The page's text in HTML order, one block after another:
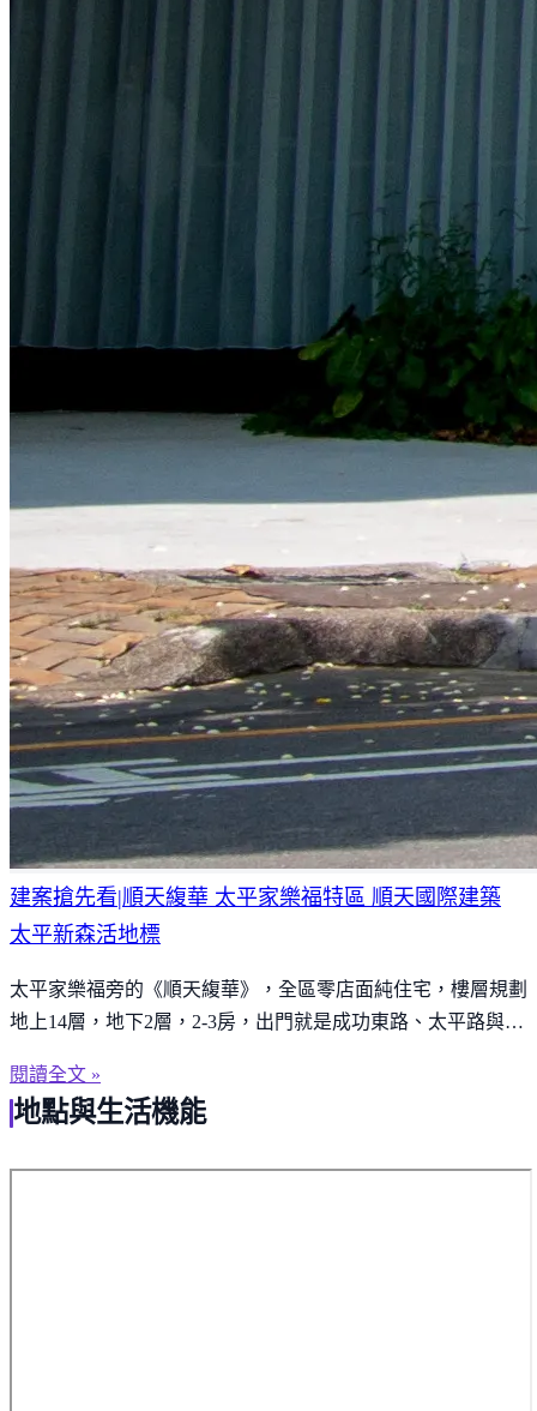
建案搶先看|順天緮華 太平家樂福特區 順天國際建築
太平新森活地標
太平家樂福旁的《順天緮華》，全區零店面純住宅，樓層規劃
地上14層，地下2層，2-3房，出門就是成功東路、太平路與中
近距離接軌東區三井lalaport、新站秀泰商圈僅需15分鐘。
閱讀全文 »
地點與生活機能